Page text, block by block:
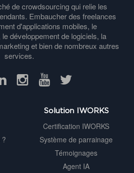
de crowdsourcing qui relie les
Embaucher des freelances
d'applications mobiles, le
développement de logiciels, la
et bien de nombreux autres
services.
Solution IWORKS
Certification IWORKS
Système de parrainage
Témoignages
Agent IA